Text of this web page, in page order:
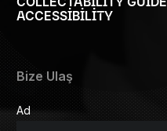
ACCESSIBILITY
Bize Ulaş
Ad